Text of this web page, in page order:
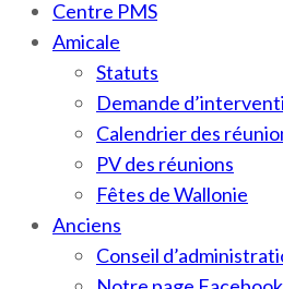
Centre PMS
Amicale
Statuts
Demande
Calendrier des
PV des réunions
Fêtes de Wallonie
Anciens
Conseil